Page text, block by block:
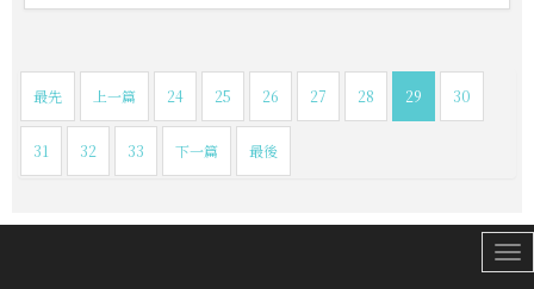
最先 上一篇 24 25 26 27 28 29 30
31 32 33 下一篇 最後